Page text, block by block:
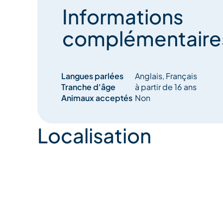
Informations
Langues parlées
Anglais, Français
Tranche d'âge
à partir de 16 ans
Animaux acceptés Non
Localisation